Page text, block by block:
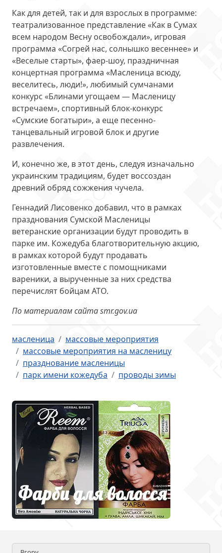
Как для детей, так и для взрослых в программе:
театрализованное представление «Как в Сумах
всем народом Весну освобождали», игровая
программа «Согрей нас, солнышко весеннее» и
«Веселые старты», фаер-шоу, праздничная
концертная программа «Масленица всюду,
веселитесь, люди!», любимый сумчанами
конкурс «Блинами угощаем — Масленицу
встречаем», спортивный блок-конкурс
«Сумские богатыри», а еще песенно-
танцевальный игровой блок и другие
развлечения.
И, конечно же, в этот день, следуя изначально
украинским традициям, будет воссоздан
древний обрядсожжения чучела.
Геннадий Лисовенко добавил, что в рамках
празднования Сумской Масленицы
ветеранские организации будут проводить в
парке им. Кожедуба благотворительную акцию,
в рамках которой будут продавать
изготовленные вместе с помощниками
вареники, а вырученные за них средства
перечислят бойцам АТО.
По материалам сайта smr.gov.ua
масленица
массовые мероприятия
массовые мероприятия на масленицу
празднование масленицы
парк имени кожедуба
проводы зимы